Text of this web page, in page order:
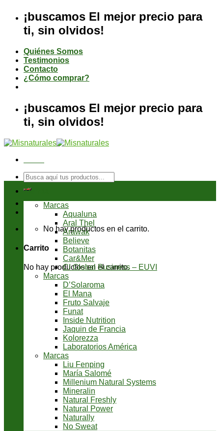
contenido
¡buscamos El mejor precio para
ti, sin olvidos!
Quiénes Somos
Testimonios
Contacto
¿Cómo comprar?
¡buscamos El mejor precio para
ti, sin olvidos!
Buscar
por:
No hay productos en el carrito.
Carrito
No hay productos en el carrito.
Tienda
Marcas
Aqualuna
Aral Thel
Arawak
Believe
Botanitas
Car&Mer
CI Global Business – EUVI
Marcas
D’Solaroma
El Mana
Fruto Salvaje
Funat
Inside Nutrition
Jaquin de Francia
Kolorezza
Laboratorios América
Marcas
Liu Fenping
María Salomé
Millenium Natural Systems
Mineralin
Natural Freshly
Natural Power
Naturally
No Sweat